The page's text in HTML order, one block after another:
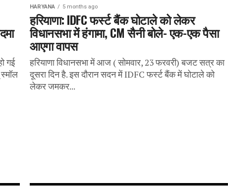
गई
HARYANA 5 months ago
हरियाणा: IDFC फर्स्ट बैंक घोटाले को लेकर
विधानसभा में हंगामा, CM सैनी बोले- एक-एक पैसा
आएगा वापस
हरियाणा विधानसभा में आज ( सोमवार, 23 फरवरी) बजट सत्र का
दूसरा दिन है. इस दौरान सदन में IDFC फर्स्ट बैंक में घोटाले को
लेकर जमकर...